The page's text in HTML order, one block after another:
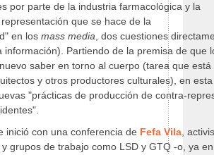
por parte de la industria farmacológica y la
que se hace de la
en los mass media , dos cuestiones
información). Partiendo de la premisa de que
saber en torno al cuerpo (tarea que
y otros productores culturales), en
"prácticas de producción de contra-
inició con una conferencia de Fefa Vila ,
grupos de trabajo como LSD y GTQ -o, ya